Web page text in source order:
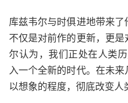
库兹韦尔与时俱进地带来
不仅是对前作的更新，更
尔认为，我们正处在人类
入一个全新的时代。在未
以想象的程度，彻底改变人